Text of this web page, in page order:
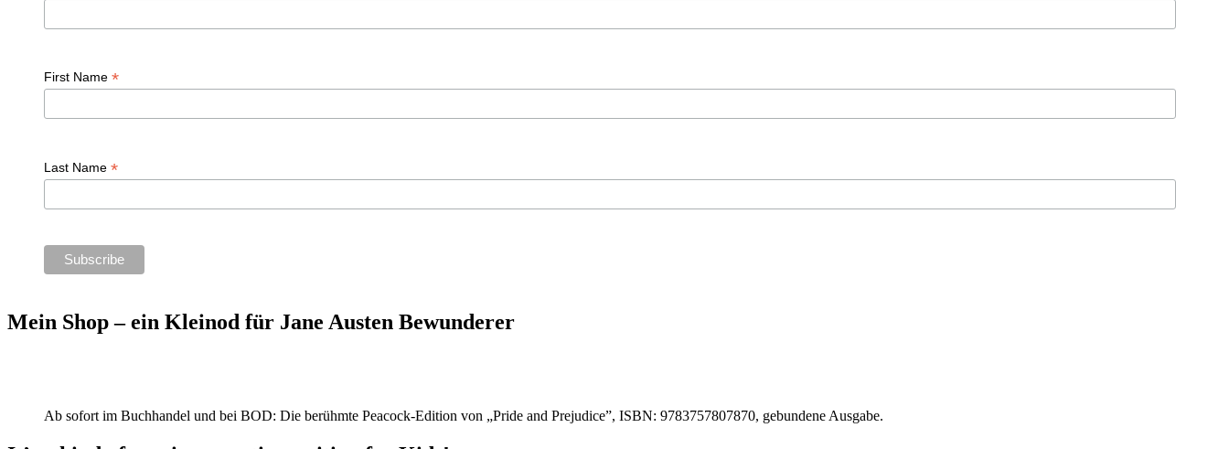
First Name *
Last Name *
Mein Shop – ein Kleinod für Jane Austen Bewunderer
Ab sofort im Buchhandel und bei BOD: Die berühmte Peacock-Edition von „Pride and Prejudice”, ISBN: 9783757807870, gebundene Ausgabe.